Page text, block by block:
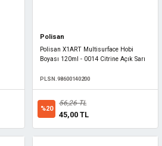
Polisan
Polisan X1ART Multisurface Hobi
Boyası 120ml - 0014 Citrine Açık Sarı
PLSN.98600140200
%20
56,26 TL
45,00 TL